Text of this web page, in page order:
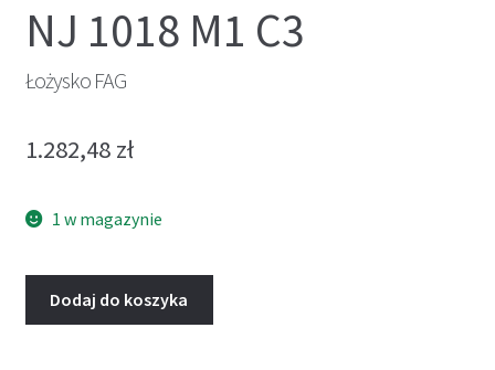
NJ 1018 M1 C3
Łożysko FAG
1.282,48 zł
1 w magazynie
Dodaj do koszyka